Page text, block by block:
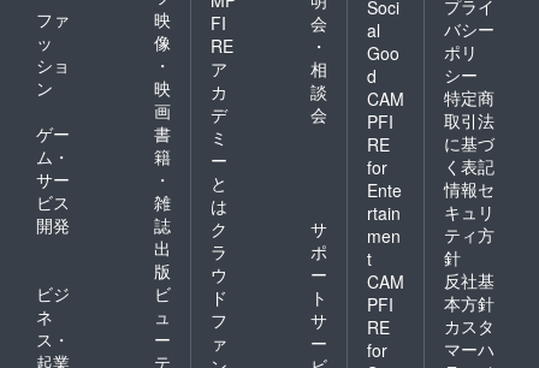
ファ
ッ
ショ
ン
映
像
・
映
画
ゲー
ム・
サー
ビス
開発
書
籍
・
雑
誌
出
版
ビジ
ネ
ス・
起業
ビ
ュ
ー
テ
FI
RE
ア
カ
デ
ミ
ー
と
は
会
・
相
談
会
ク
ラ
ウ
ド
フ
ァ
サ
ポ
ー
ト
サ
ー
Soci
al
Goo
d
CAM
PFI
RE
for
Ente
rtain
men
t
CAM
PFI
RE
for
プライ
バシー
ポリ
シー
特定商
取引法
に基づ
く表記
情報セ
キュリ
ティ方
針
反社基
本方針
カスタ
マーハ